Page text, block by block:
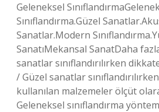
Geleneksel
Sınıflandırma.Güzel
Sanatlar.Modern
SanatıMekansal SanatDaha
sanatlar sınıflandırılırken
/ Güzel sanatlar
kullanılan malzemeler ölçüt
Geleneksel sınıflandırma